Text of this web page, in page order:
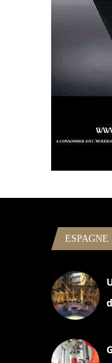
ESPAGNE